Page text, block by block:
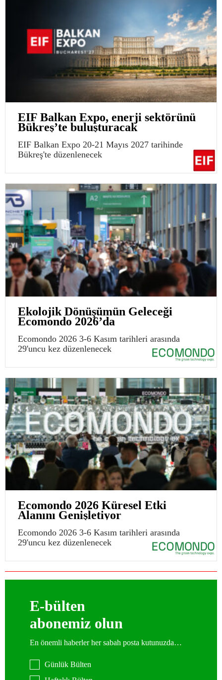
EIF Balkan Expo, enerji sektörünü
Bükreş’te buluşturacak
EIF Balkan Expo 20-21 Mayıs 2027 tarihinde
Bükreş'te düzenlenecek
Ekolojik Dönüşümün Geleceği
Ecomondo 2026’da
Ecomondo 2026 3-6 Kasım tarihleri arasında
29'uncu kez düzenlenecek
Ecomondo 2026 Küresel Etki
Alanını Genişletiyor
Ecomondo 2026 3-6 Kasım tarihleri arasında
29'uncu kez düzenlenecek
E-bülten
abonemiz olun
En önemli haberler her sabah posta kutunuzda…
Günlük Bülten